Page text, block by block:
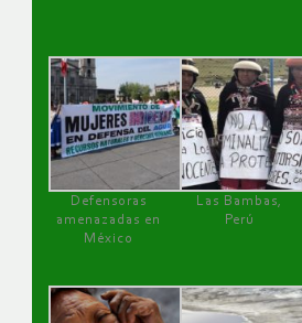
Defensoras
amenazadas en
México
Las Bambas,
Perú